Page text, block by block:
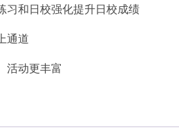
习和日校强化提升日校成绩
通道
活动更丰富